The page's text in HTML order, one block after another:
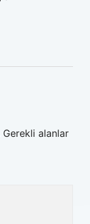
Gerekli alanlar